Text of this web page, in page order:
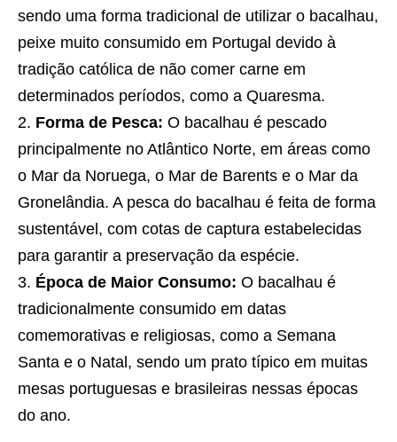
sendo uma forma tradicional de utilizar o bacalhau,
peixe muito consumido em Portugal devido à
tradição católica de não comer carne em
determinados períodos, como a Quaresma.
Forma de Pesca: O bacalhau é pescado
principalmente no Atlântico Norte, em áreas como
o Mar da Noruega, o Mar de Barents e o Mar da
Gronelândia. A pesca do bacalhau é feita de forma
sustentável, com cotas de captura estabelecidas
para garantir a preservação da espécie.
Época de Maior Consumo: O bacalhau é
tradicionalmente consumido em datas
comemorativas e religiosas, como a Semana
Santa e o Natal, sendo um prato típico em muitas
mesas portuguesas e brasileiras nessas épocas
do ano.